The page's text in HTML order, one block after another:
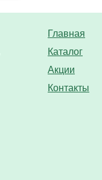
Главная
Каталог
Акции
Контакты